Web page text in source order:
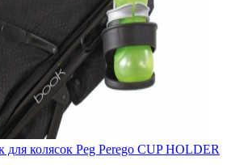
для колясок Peg Perego CUP HOLDER